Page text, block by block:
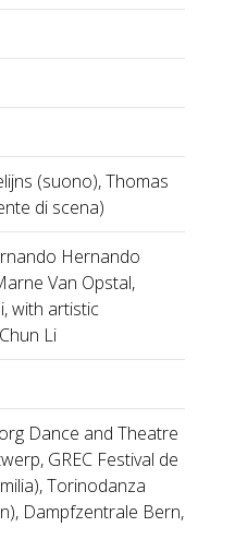
(suono), Thomas
di scena)
Hernando
Van Opstal,
with artistic
Li
Dance and Theatre
GREC Festival de
Torinodanza
Dampfzentrale Bern,